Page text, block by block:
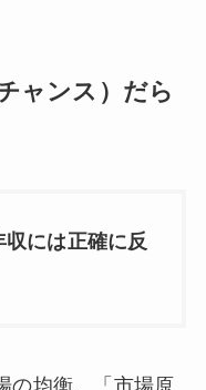
ャンス）だら
には正確に反